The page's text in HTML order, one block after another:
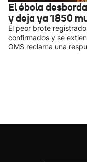
El ébola
y deja ya 1850
El peor brote
confirmados y se
OMS reclama una